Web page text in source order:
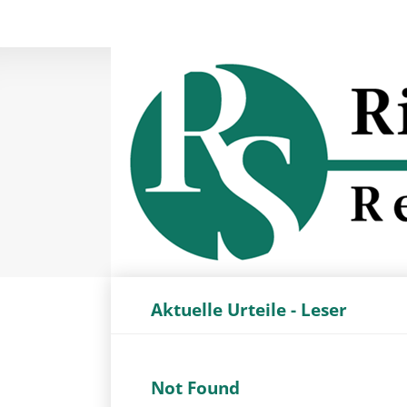
überspringen
Aktuelle Urteile - Leser
Not Found